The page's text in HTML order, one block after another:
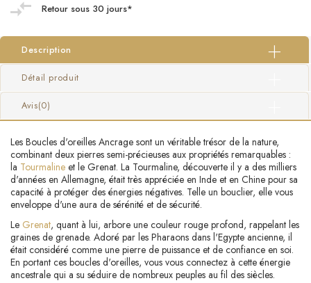
Retour sous 30 jours*
Description
Détail produit
Avis(0)
Les Boucles d'oreilles Ancrage sont un véritable trésor de la nature,
combinant deux pierres semi-précieuses aux propriétés remarquables :
la Tourmaline et le Grenat. La Tourmaline, découverte il y a des milliers
d'années en Allemagne, était très appréciée en Inde et en Chine pour sa
capacité à protéger des énergies négatives. Telle un bouclier, elle vous
enveloppe d'une aura de sérénité et de sécurité.
Le Grenat, quant à lui, arbore une couleur rouge profond, rappelant les
graines de grenade. Adoré par les Pharaons dans l'Egypte ancienne, il
était considéré comme une pierre de puissance et de confiance en soi.
En portant ces boucles d'oreilles, vous vous connectez à cette énergie
ancestrale qui a su séduire de nombreux peuples au fil des siècles.